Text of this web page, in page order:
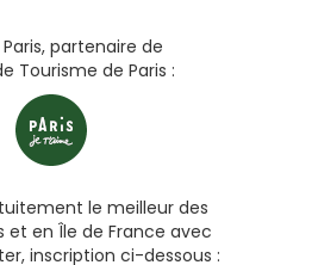
partenaire de
Tourisme de Paris :
le meilleur des
et en Île de France avec
inscription ci-dessous :